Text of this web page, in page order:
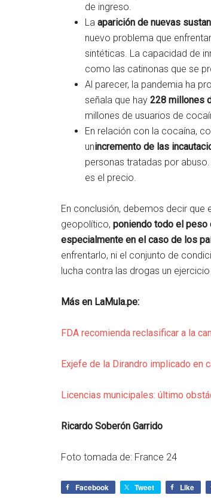
de ingreso.
La aparición de nuevas
nuevo problema que
sintéticas. La capacidad de
como las catinonas que se
Al parecer, la pandemia ha
señala que hay 228 millones
millones de usuarios de
En relación con la cocaína,
unincremento de las
personas tratadas por
es el precio.
En conclusión, debemos decir
geopolítico, poniendo todo el peso
especialmente en el caso de los
enfrentarlo, ni el conjunto de
lucha contra las drogas un
Más en LaMula.pe:
FDA recomienda reclasificar a la
Exjefe de la Dirandro implicado en
Licencias municipales: último
Ricardo Soberón Garrido
Foto tomada de: France 24
Facebook Tweet Like